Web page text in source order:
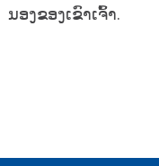
ນອງຂອງເຂົາເຈົ້າ.